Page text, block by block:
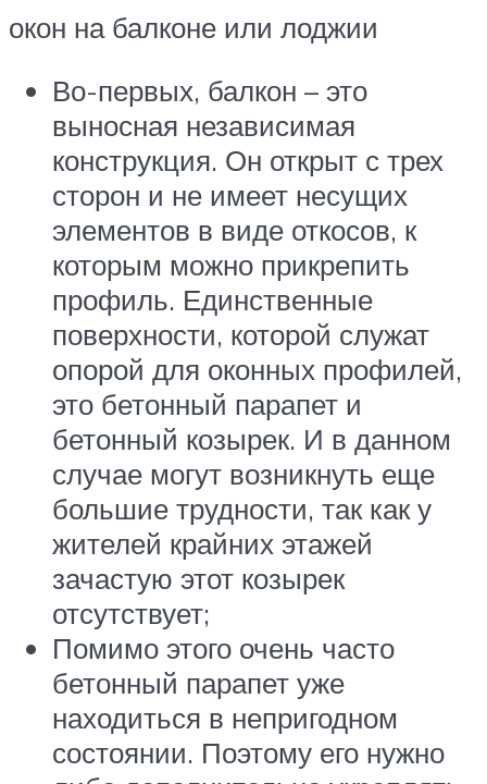
окон на балконе или лоджии
Во-первых, балкон – это
выносная независимая
конструкция. Он открыт с трех
сторон и не имеет несущих
элементов в виде откосов, к
которым можно прикрепить
профиль. Единственные
поверхности, которой служат
опорой для оконных профилей,
это бетонный парапет и
бетонный козырек. И в данном
случае могут возникнуть еще
большие трудности, так как у
жителей крайних этажей
зачастую этот козырек
отсутствует;
Помимо этого очень часто
бетонный парапет уже
находиться в непригодном
состоянии. Поэтому его нужно